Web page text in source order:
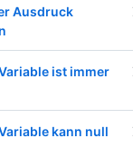
Ausdruck
ist immer
kann null